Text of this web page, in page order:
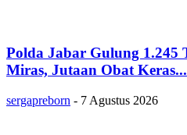
Polda Jabar Gulung 1.245
Miras, Jutaan Obat Keras...
sergapreborn - 7 Agustus 2026